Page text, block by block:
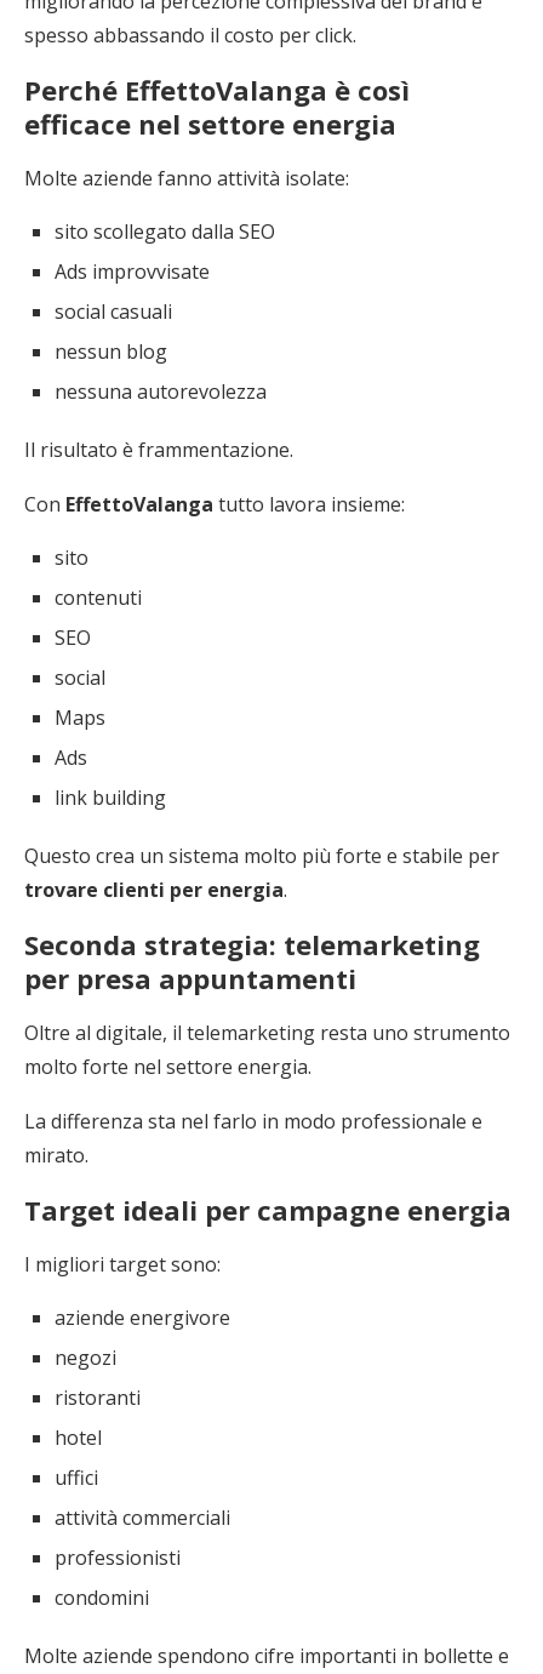
spesso abbassando il costo per click.
Perché EffettoValanga è così
efficace nel settore energia
Molte aziende fanno attività isolate:
sito scollegato dalla SEO
Ads improvvisate
social casuali
nessun blog
nessuna autorevolezza
Il risultato è frammentazione.
Con EffettoValanga tutto lavora insieme:
sito
contenuti
SEO
social
Maps
Ads
link building
Questo crea un sistema molto più forte e stabile per
trovare clienti per energia.
Seconda strategia: telemarketing
per presa appuntamenti
Oltre al digitale, il telemarketing resta uno strumento
molto forte nel settore energia.
La differenza sta nel farlo in modo professionale e
mirato.
Target ideali per campagne energia
I migliori target sono:
aziende energivore
negozi
ristoranti
hotel
uffici
attività commerciali
professionisti
condomini
Molte aziende spendono cifre importanti in bollette e